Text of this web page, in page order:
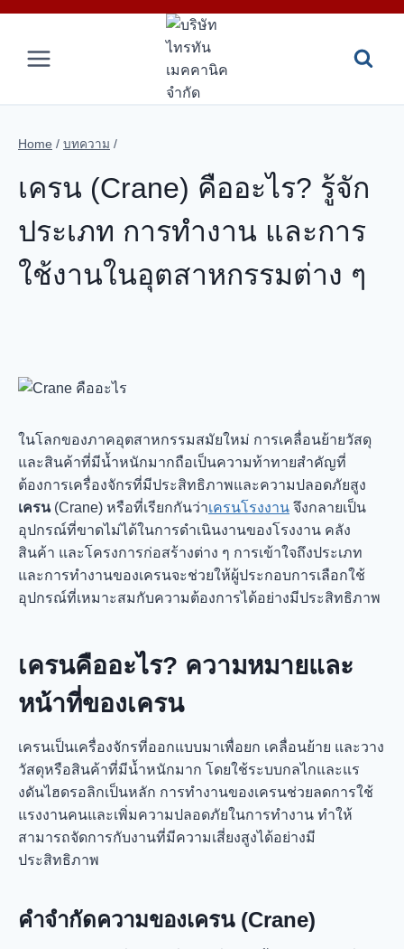
Skip
content
Home / บทความ /
เครน (Crane) คืออะไร? รู้จัก
ประเภท การทำงาน และการ
ใช้งานในอุตสาหกรรมต่าง ๆ
ในโลกของภาคอุตสาหกรรมสมัยใหม่ การเคลื่อนย้ายวัสดุ
และสินค้าที่มีน้ำหนักมากถือเป็นความท้าทายสำคัญที่
ต้องการเครื่องจักรที่มีประสิทธิภาพและความปลอดภัยสูง
เครน(Crane) หรือที่เรียกกันว่าเครนโรงงาน จึงกลายเป็น
อุปกรณ์ที่ขาดไม่ได้ในการดำเนินงานของโรงงาน คลัง
สินค้า และโครงการก่อสร้างต่าง ๆ การเข้าใจถึงประเภท
และการทำงานของเครนจะช่วยให้ผู้ประกอบการเลือกใช้
อุปกรณ์ที่เหมาะสมกับความต้องการได้อย่างมีประสิทธิภาพ
เครนคืออะไร? ความหมายและ
หน้าที่ของเครน
เครนเป็นเครื่องจักรที่ออกแบบมาเพื่อยก เคลื่อนย้าย และวาง
วัสดุหรือสินค้าที่มีน้ำหนักมาก โดยใช้ระบบกลไกและแร
งดันไฮดรอลิกเป็นหลัก การทำงานของเครนช่วยลดการใช้
แรงงานคนและเพิ่มความปลอดภัยในการทำงาน ทำให้
สามารถจัดการกับงานที่มีความเสี่ยงสูงได้อย่างมี
ประสิทธิภาพ
คำจำกัดความของเครน (Crane)